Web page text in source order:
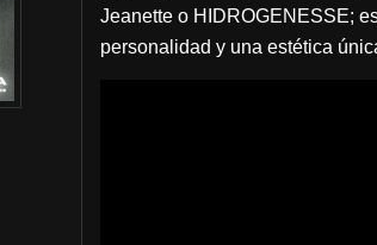
Jeanette o HIDROGENESSE;
personalidad y una estética